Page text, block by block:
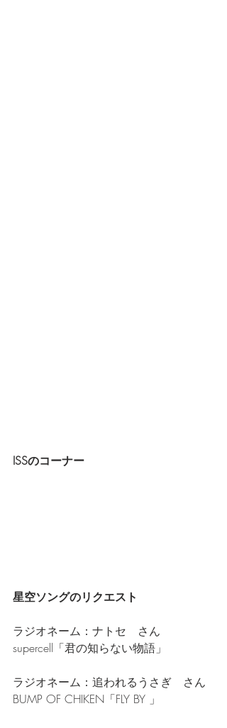
ISSのコーナー
星空ソングのリクエスト
ラジオネーム：ナトセ　さん
supercell「君の知らない物語」
ラジオネーム：追われるうさぎ　さん
BUMP OF CHIKEN「FLY BY 」